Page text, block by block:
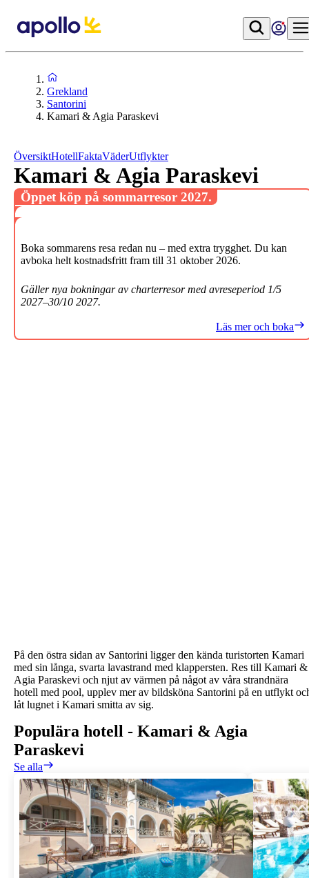
Grekland
Santorini
Kamari & Agia Paraskevi
ÖversiktHotellFaktaVäderUtflykter
Kamari & Agia Paraskevi
Öppet köp på sommarresor 2027.
Boka sommarens resa redan nu – med extra trygghet. Du kan
avboka helt kostnadsfritt fram till 31 oktober 2026.
Gäller nya bokningar av charterresor med avreseperiod 1/5
2027–30/10 2027.
Läs mer och boka
På den östra sidan av Santorini ligger den kända turistorten Kamari
med sin långa, svarta lavastrand med klappersten. Res till Kamari &
Agia Paraskevi och njut av värmen på något av våra strandnära
hotell med pool, upplev mer av bildsköna Santorini på en utflykt
låt lugnet i Kamari smitta av sig.
Populära hotell - Kamari & Agia
Paraskevi
Se alla